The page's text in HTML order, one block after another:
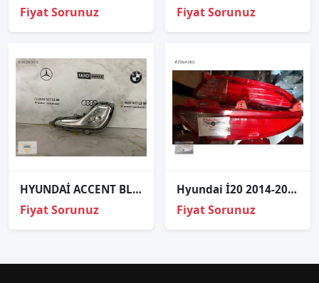
Fiyat Sorunuz Fiyat Sorunuz
HYUNDAİ ACCENT BLUE SOL SİS FARI ORJİNAL
Fiyat Sorunuz
Hyundai İ20 2014-2018 Sağ Sol Arka Sis Reflektör Orjinal Çıkma
Fiyat Sorunuz